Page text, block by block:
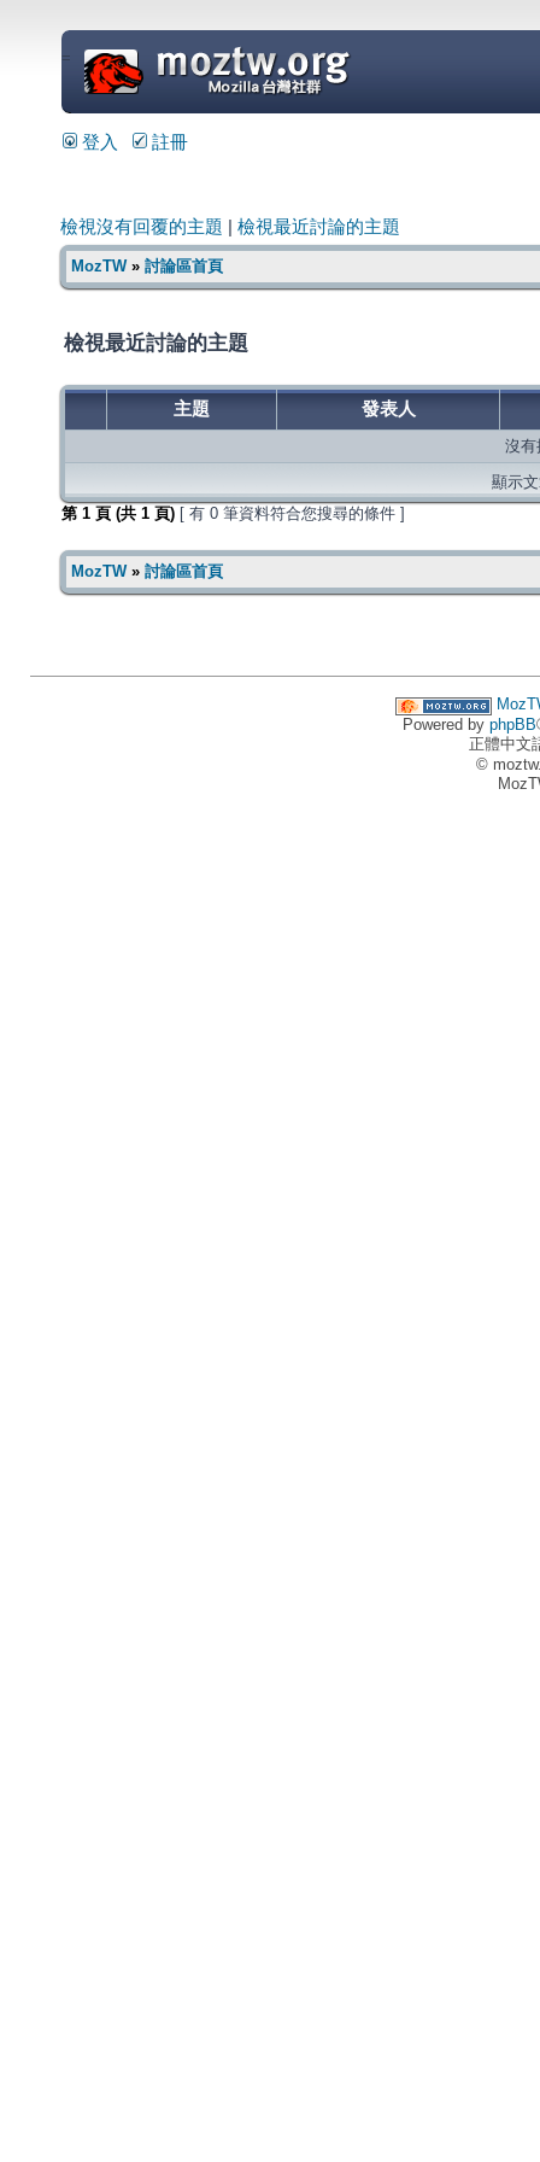
=
登入 註冊
檢視沒有回覆的主題 檢視最近討論的主題
MozTW» 討論區首頁
檢視最近討論的主題
主題 發表人
沒有
顯示
第 1 頁 (共 1 頁) [ 有 0 筆資料符合您搜尋的條件 ]
MozTW» 討論區首頁
Powered by phpBB
正體中文
©